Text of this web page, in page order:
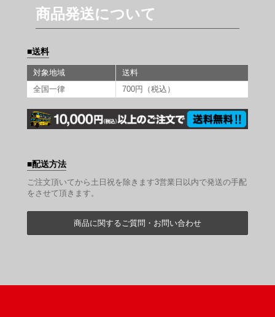
商品発送について
送料
対象地域
送料
全国一律
700円（税込）
配送方法
ご注文頂いてから土日祝を除きます3営業日以内で発送の手配
をさせて頂きます。
商品に関するご質問・お問い合わせ